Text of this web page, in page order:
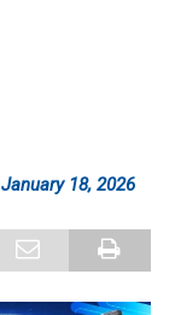
January 18, 2026